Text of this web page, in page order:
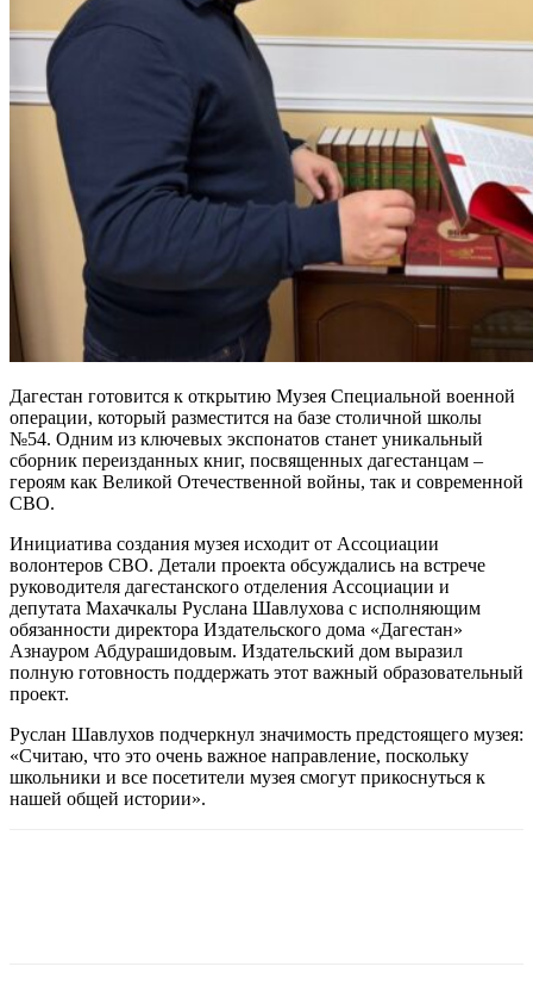
Дагестан готовится к открытию Музея Специальной военной
операции, который разместится на базе столичной школы
№54. Одним из ключевых экспонатов станет уникальный
сборник переизданных книг, посвященных дагестанцам –
героям как Великой Отечественной войны, так и современной
СВО.
Инициатива создания музея исходит от Ассоциации
волонтеров СВО. Детали проекта обсуждались на встрече
руководителя дагестанского отделения Ассоциации и
депутата Махачкалы Руслана Шавлухова с исполняющим
обязанности директора Издательского дома «Дагестан»
Азнауром Абдурашидовым. Издательский дом выразил
полную готовность поддержать этот важный образовательный
проект.
Руслан Шавлухов подчеркнул значимость предстоящего музея:
«Считаю, что это очень важное направление, поскольку
школьники и все посетители музея смогут прикоснуться к
нашей общей истории».